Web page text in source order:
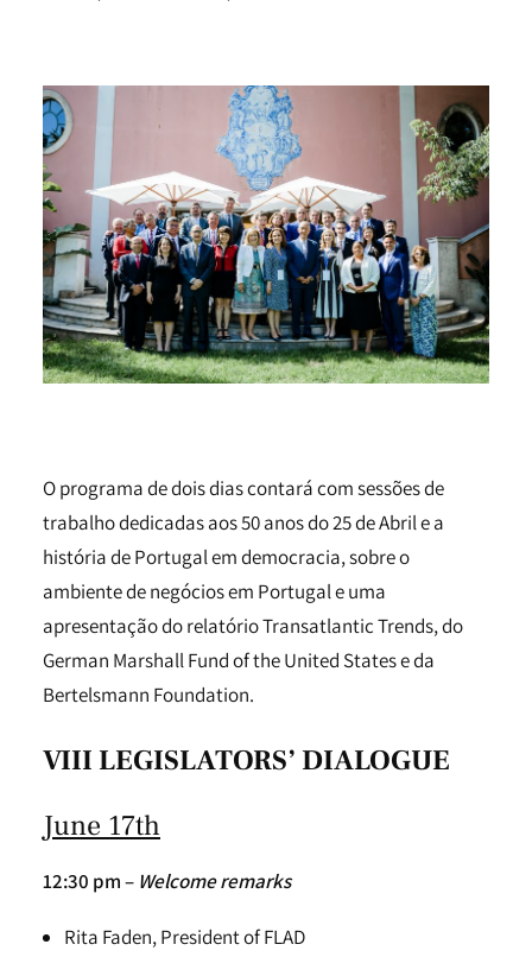
O programa de dois dias contará com sessões de
trabalho dedicadas aos 50 anos do 25 de Abril e a
história de Portugal em democracia, sobre o
ambiente de negócios em Portugal e uma
apresentação do relatório Transatlantic Trends, do
German Marshall Fund of the United States e da
Bertelsmann Foundation.
VIII LEGISLATORS’ DIALOGUE
June 17th
12:30 pm – Welcome remarks
Rita Faden, President of FLAD